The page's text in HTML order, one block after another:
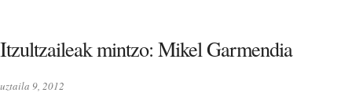
Itzultzaileak mintzo: Mikel Garmendia
uztaila 9, 2012